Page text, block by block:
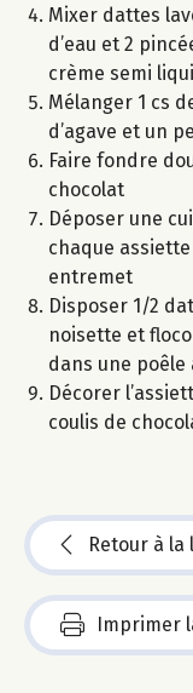
Mixer dattes
d’eau et 2
crème semi
Mélanger 1 cs
d’agave et un
Faire fondre
chocolat
Déposer une
chaque
entremet
Disposer 1/2
noisette et
dans une poêle
Décorer
coulis de
Retour à la
Imprimer